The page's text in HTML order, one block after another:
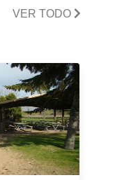
VER TODO